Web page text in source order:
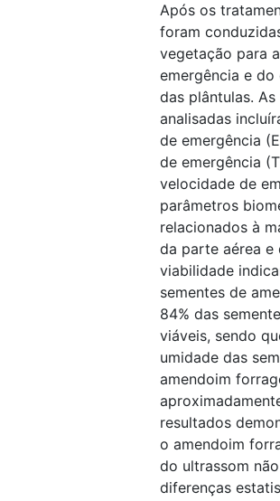
Após os
foram
vegetação para
emergência e
das plântulas.
analisadas
de emergência
de emergência
velocidade de
parâmetros
relacionados à
da parte aérea e
viabilidade
sementes de
84% das
viáveis, sendo
umidade das
amendoim
resultados
o amendoim
do ultrassom
diferenças